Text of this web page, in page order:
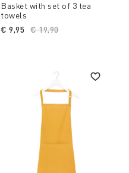
Basket with set of 3 tea
towels
Price reduced from
€ 19,90to
€ 9,95